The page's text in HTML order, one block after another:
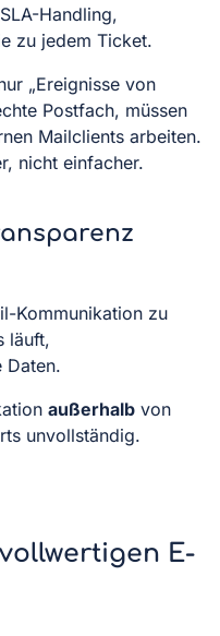
Handling,
zu jedem Ticket.
„Ereignisse von
Postfach, müssen
Mailclients arbeiten.
nicht einfacher.
Kommunikation zu
läuft,
Daten.
außerhalb von
unvollständig.
E-